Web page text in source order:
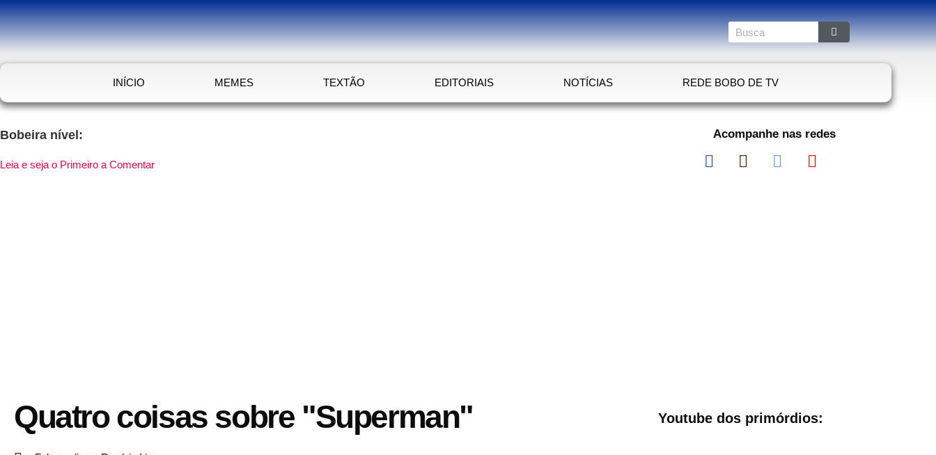
INÍCIO MEMES TEXTÃO EDITORIAIS NOTÍCIAS REDE BOBO DE TV
Bobeira nível:
Leia e seja o Primeiro a Comentar
Acompanhe nas redes
Quatro coisas sobre "Superman" Youtube dos primórdios: